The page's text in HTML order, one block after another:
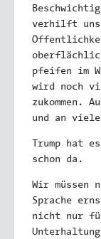
verhilft
pfeifen im
wird noch
zukommen.
und an
Trump hat
schon da.
Wir müssen
Sprache
nicht nur